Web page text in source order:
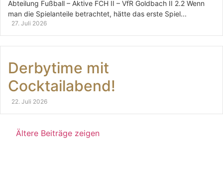
Abteilung Fußball – Aktive FCH II – VfR Goldbach II 2.2 Wenn
man die Spielanteile betrachtet, hätte das erste Spiel...
27. Juli 2026
Derbytime mit
Cocktailabend!
22. Juli 2026
Ältere Beiträge zeigen